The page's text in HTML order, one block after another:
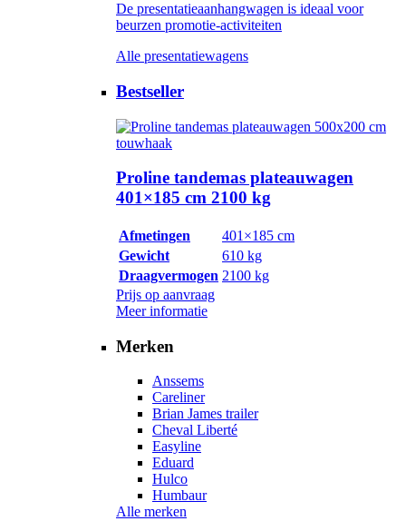
De presentatieaanhangwagen is ideaal voor
beurzen promotie-activiteiten
Alle presentatiewagens
Bestseller
Proline tandemas plateauwagen
401×185 cm 2100 kg
Afmetingen
401×185 cm
Gewicht
610 kg
Draagvermogen 2100 kg
Prijs op aanvraag
Meer informatie
Merken
Anssems
Careliner
Brian James trailer
Cheval Liberté
Easyline
Eduard
Hulco
Humbaur
Alle merken